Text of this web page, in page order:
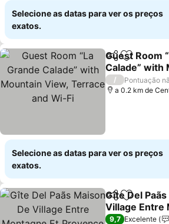
Selecione as datas para ver os preços
exatos.
Partilhar
Guest Room
Calade” with
View,
Ver preços
/
Pontuação
a 0.2 km de
Selecione as datas para ver os preços
exatos.
Partilhar
Gîte Del
Village Entre
Provence
Ver preços
9,7 Excelente